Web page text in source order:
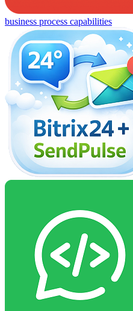
business process capabilities